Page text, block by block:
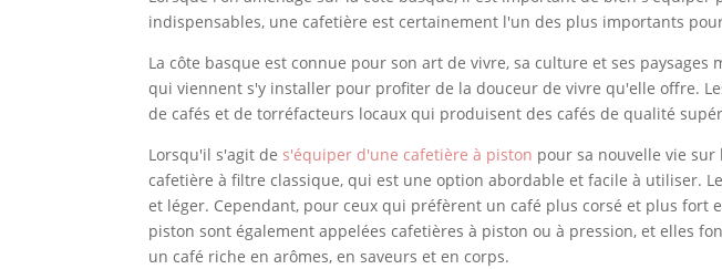
indispensables, une cafetière est certainement l'un des plus importants
La côte basque est connue pour son art de vivre, sa culture et ses
qui viennent s'y installer pour profiter de la douceur de vivre qu'elle offre.
de cafés et de torréfacteurs locaux qui produisent des cafés de qualité
Lorsqu'il s'agit de s'équiper d'une cafetière à piston pour sa nouvelle vie
cafetière à filtre classique, qui est une option abordable et facile à utiliser.
et léger. Cependant, pour ceux qui préfèrent un café plus corsé et plus
piston sont également appelées cafetières à piston ou à pression, et elles
un café riche en arômes, en saveurs et en corps.